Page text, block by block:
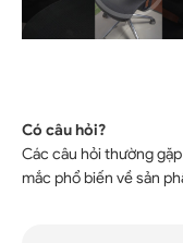
Có câu hỏi?
Các câu hỏi thường
mắc phổ biến về sản